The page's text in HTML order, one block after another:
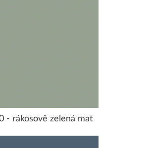
- rákosově zelená mat